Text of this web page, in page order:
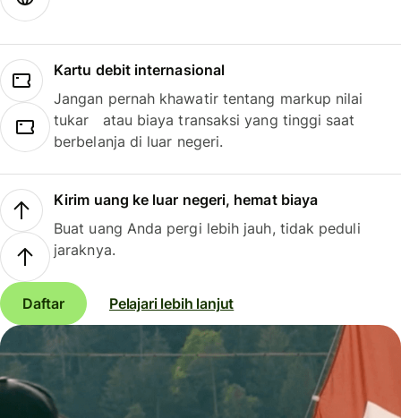
Kartu debit internasional
Jangan pernah khawatir tentang markup nilai
tukar atau biaya transaksi yang tinggi saat
berbelanja di luar negeri.
Kirim uang ke luar negeri, hemat biaya
Buat uang Anda pergi lebih jauh, tidak peduli
jaraknya.
Daftar Pelajari lebih lanjut